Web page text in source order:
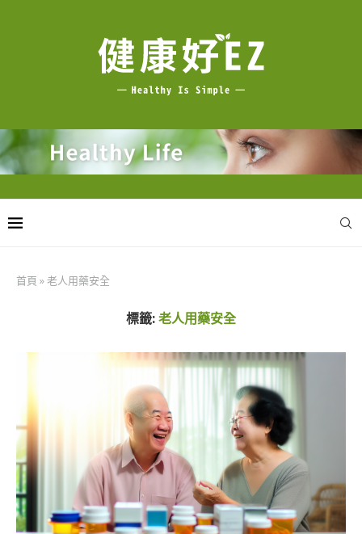
首頁 »老人用藥安全
標籤:老人用藥安全